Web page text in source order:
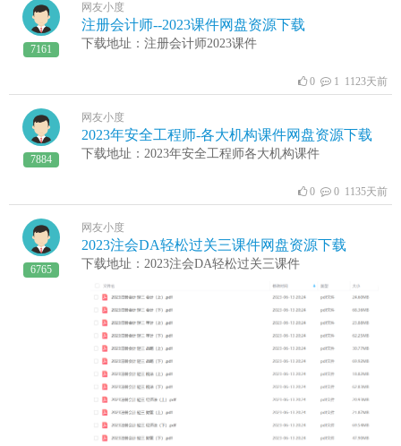
7161
网友小度
注册会计师--2023课件网盘资源下载
下载地址：注册会计师2023课件
0 1 1123天前
7884
网友小度
2023年安全工程师-各大机构课件网盘资源下载
下载地址：2023年安全工程师各大机构课件
0 0 1135天前
6765
网友小度
2023注会DA轻松过关三课件网盘资源下载
下载地址：2023注会DA轻松过关三课件